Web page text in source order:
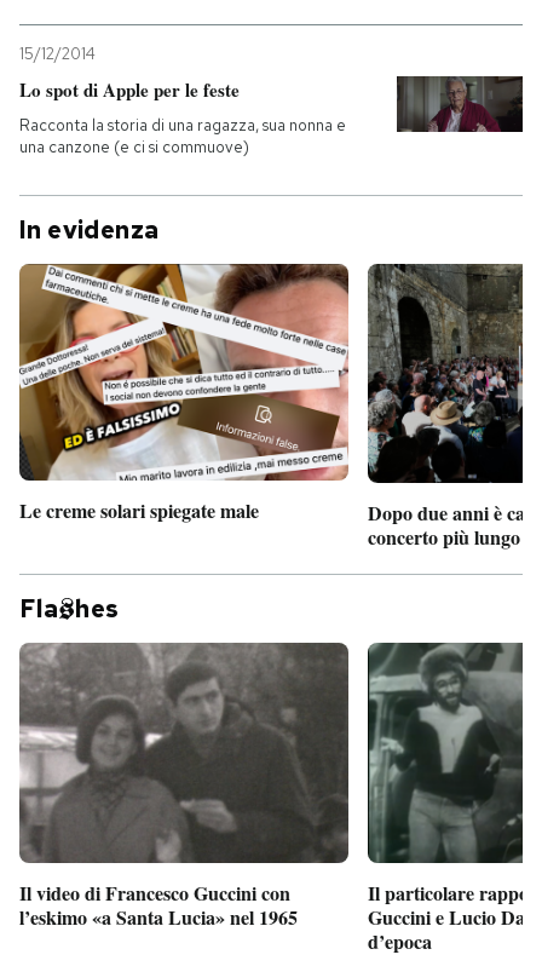
15/12/2014
Lo spot di Apple per le feste
Racconta la storia di una ragazza, sua nonna e
una canzone (e ci si commuove)
In evidenza
Le creme solari spiegate male
Dopo due anni è
concerto più lungo
Fla hes
Il video di Francesco Guccini con
l’eskimo «a Santa Lucia» nel 1965
Il particolare
Guccini e Lucio
d’epoca